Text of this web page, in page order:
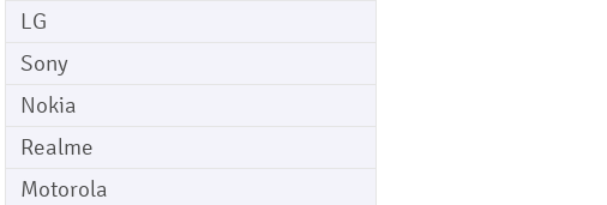
LG
Sony
Nokia
Realme
Motorola